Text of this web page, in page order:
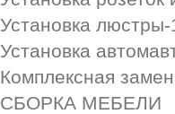
Установка
Установка
Комплексная
СБОРКА МЕБЕЛИ